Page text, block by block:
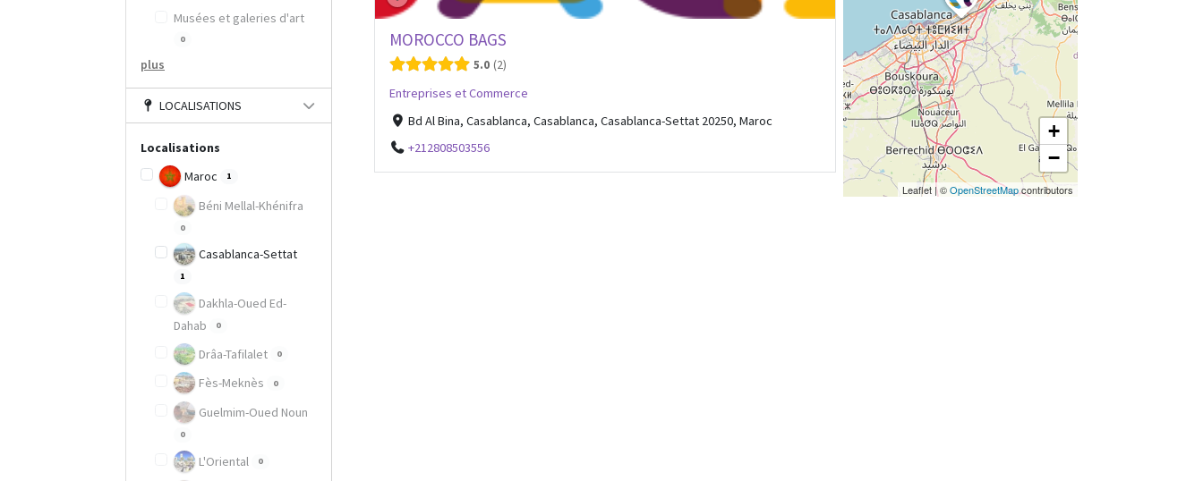
MOROCCO BAGS
5.0 2
Entreprises et Commerce
Bd Al Bina, Casablanca, Casablanca, Casablanca-Settat 20250, Maroc
+212808503556
+
−
Leaflet |©OpenStreetMapcontributors
Musées et galeries d'art
0
plus
LOCALISATIONS
Localisations
Maroc
1
Béni Mellal-Khénifra
0
Casablanca-Settat
1
Dakhla-Oued Ed-
Dahab
0
Drâa-Tafilalet 0
Fès-Meknès 0
Guelmim-Oued Noun
0
L'Oriental 0